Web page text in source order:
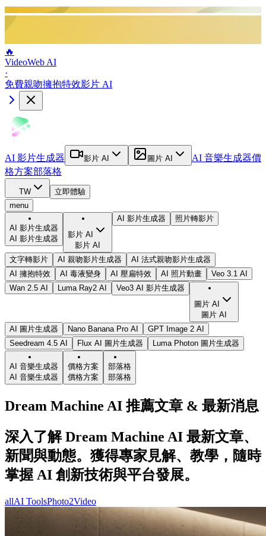
🔥
VideoWeb AI
·
免費親吻擁抱特效影片 AI
AI 影片生成器 影片 AI 圖片 AI AI 音樂生成器價
格方案部落格
TW
立即體驗
menu
AI 影片生成器
AI 影片生成器
影片 AI
影片 AI
AI 影片生成器 照片轉影片
文字轉影片 AI 親吻影片生成器
AI 法式親吻影片生成器
AI 擁抱特效
AI 毒液變身 AI 壓扁特效 AI 照片動畫
Veo 3.1 AI
Wan 2.5 AI
Luma Ray2 AI
Veo3 AI 影片生成器
圖片 AI
圖片 AI
AI 圖片生成器
Nano Banana Pro AI
GPT Image 2 AI
Seedream 4.5 AI
Flux AI 圖片生成器 Luma Photon 圖片生成器
AI 音樂生成器
AI 音樂生成器
價格方案
價格方案
部落格
部落格
Dream Machine AI 推薦文章 & 最新消息
深入了解 Dream Machine AI 最新文章、
新聞與動態。獲得專家見解、教學，隨時
掌握 AI 創新技術與平台發展。
allAI ToolsPhoto2Video